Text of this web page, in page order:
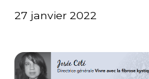
27 janvier 2022
*